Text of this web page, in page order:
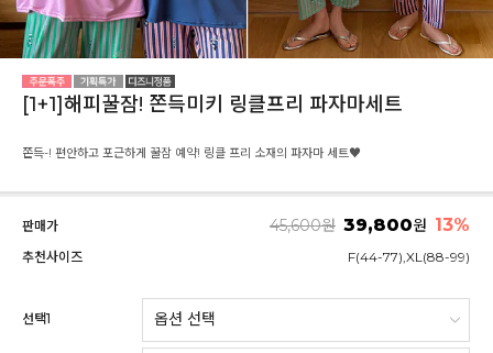
[1+1]해피꿀잠! 쫀득미키 링클프리 파자마세트
쫀득-! 편안하고 포근하게 꿀잠 예약! 링클 프리 소재의 파자마 세트♥
판매가 45,600원 39,800원 13%
추천사이즈 F(44-77),XL(88-99)
선택1